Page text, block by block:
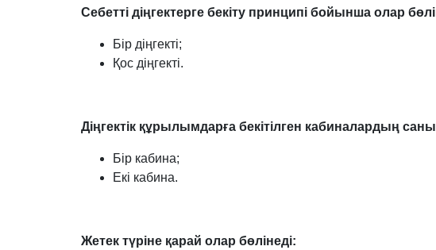
Себетті діңгектерге бекіту принципі бойынша олар
Бір діңгекті;
Қос діңгекті.
Діңгектік құрылымдарға бекітілген кабиналардың
Бір кабина;
Екі кабина.
Жетек түріне қарай олар бөлінеді: